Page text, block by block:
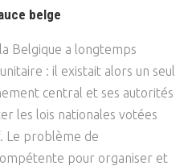
belge
Belgique a longtemps
: il existait alors un seul
central et ses autorités
les lois nationales votées
Le problème de
pour organiser et